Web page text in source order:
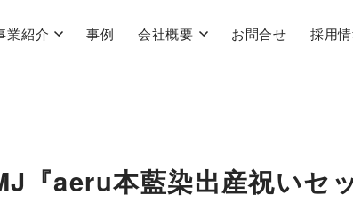
業紹介 事例 会社概要 お問合せ 採用
『aeru本藍染出産祝いセ